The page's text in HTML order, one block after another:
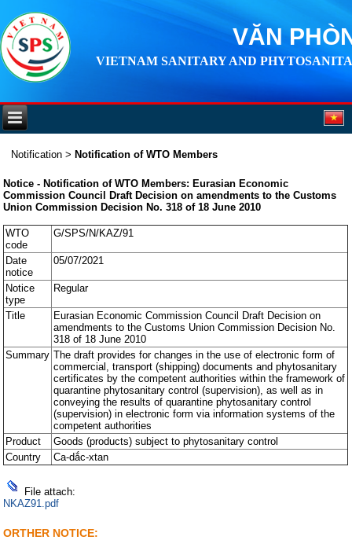
VĂN
VIETNAM SANITARY AND
Notification > Notification of WTO Members
Notice - Notification of WTO Members: Eurasian Economic
Commission Council Draft Decision on amendments to the Customs
Union Commission Decision No. 318 of 18 June 2010
WTO
code
G/SPS/N/KAZ/91
Date
notice
05/07/2021
Notice
type
Regular
Title
Eurasian Economic Commission Council Draft Decision on
amendments to the Customs Union Commission Decision No.
318 of 18 June 2010
Summary The draft provides for changes in the use of electronic form of
commercial, transport (shipping) documents and phytosanitary
certificates by the competent authorities within the framework of
quarantine phytosanitary control (supervision), as well as in
conveying the results of quarantine phytosanitary control
(supervision) in electronic form via information systems of the
competent authorities
Product
Goods (products) subject to phytosanitary control
Country
Ca-dắc-xtan
File attach:
NKAZ91.pdf
ORTHER NOTICE: